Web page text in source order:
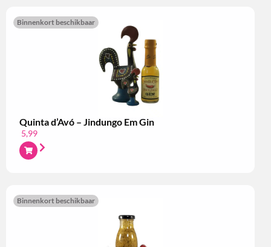
Binnenkort beschikbaar
Quinta d’Avó – Jindungo Em Gin
5,99
Binnenkort beschikbaar